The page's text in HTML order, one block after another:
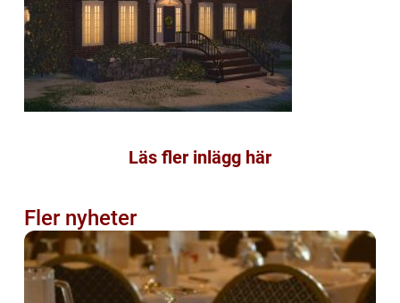
Läs fler inlägg här
Fler nyheter